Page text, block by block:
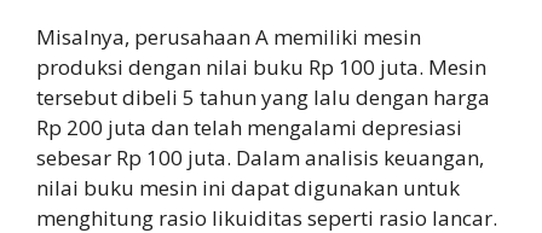
Misalnya, perusahaan A memiliki mesin
produksi dengan nilai buku Rp 100 juta. Mesin
tersebut dibeli 5 tahun yang lalu dengan harga
Rp 200 juta dan telah mengalami depresiasi
sebesar Rp 100 juta. Dalam analisis keuangan,
nilai buku mesin ini dapat digunakan untuk
menghitung rasio likuiditas seperti rasio lancar.